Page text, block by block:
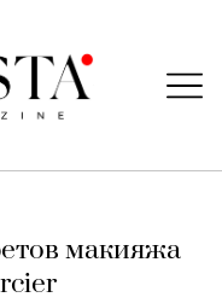
макияжа